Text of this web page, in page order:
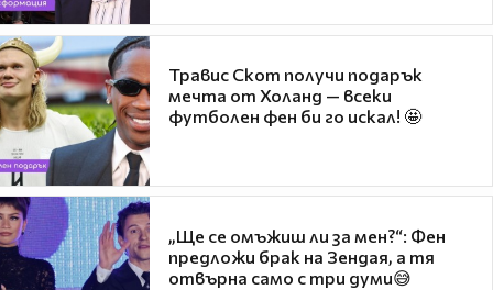
Травис Скот получи подарък
мечта от Холанд — всеки
футболен фен би го искал! 🤩
„Ще се омъжиш ли за мен?“: Фен
предложи брак на Зендая, а тя
отвърна само с три думи😅